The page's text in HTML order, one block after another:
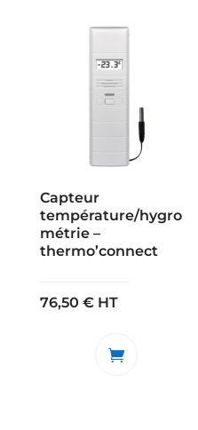
Capteur
température/hygro
métrie –
thermo’connect
76,50 € HT